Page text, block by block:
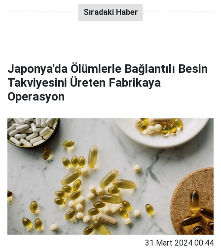
Japonya'da Ölümlerle Bağlantılı Besin
Takviyesini Üreten Fabrikaya
Operasyon
31 Mart 2024 00:44